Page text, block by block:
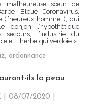
malheureuse sœur de
Bleue Coronavirus,
(l’heureux homme !), qui
donjon l’hypothétique
secours, l’industrie du
et l'herbe qui verdoie ».
, ordonnance
ils la peau
| 08/07/2020